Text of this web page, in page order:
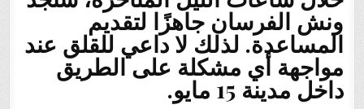
ونش الفرسان جاهزًا لتقديم
المساعدة. لذلك لا داعي للقلق عند
مواجهة أي مشكلة على الطريق
داخل مدينة 15 مايو.